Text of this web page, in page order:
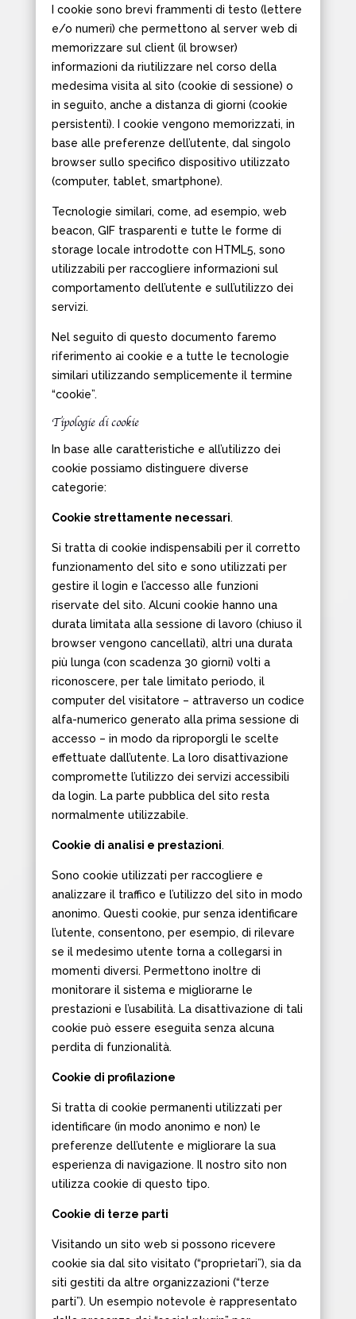
I cookie sono brevi frammenti di testo (lettere
e/o numeri) che permettono al server web di
memorizzare sul client (il browser)
informazioni da riutilizzare nel corso della
medesima visita al sito (cookie di sessione) o
in seguito, anche a distanza di giorni (cookie
persistenti). I cookie vengono memorizzati, in
base alle preferenze dell’utente, dal singolo
browser sullo specifico dispositivo utilizzato
(computer, tablet, smartphone).
Tecnologie similari, come, ad esempio, web
beacon, GIF trasparenti e tutte le forme di
storage locale introdotte con HTML5, sono
utilizzabili per raccogliere informazioni sul
comportamento dell’utente e sull’utilizzo dei
servizi.
Nel seguito di questo documento faremo
riferimento ai cookie e a tutte le tecnologie
similari utilizzando semplicemente il termine
“cookie”.
Tipologie di cookie
In base alle caratteristiche e all’utilizzo dei
cookie possiamo distinguere diverse
categorie:
Cookie strettamente necessari.
Si tratta di cookie indispensabili per il corretto
funzionamento del sito e sono utilizzati per
gestire il login e l’accesso alle funzioni
riservate del sito. Alcuni cookie hanno una
durata limitata alla sessione di lavoro (chiuso il
browser vengono cancellati), altri una durata
più lunga (con scadenza 30 giorni) volti a
riconoscere, per tale limitato periodo, il
computer del visitatore – attraverso un codice
alfa-numerico generato alla prima sessione di
accesso – in modo da riproporgli le scelte
effettuate dall’utente. La loro disattivazione
compromette l’utilizzo dei servizi accessibili
da login. La parte pubblica del sito resta
normalmente utilizzabile.
Cookie di analisi e prestazioni.
Sono cookie utilizzati per raccogliere e
analizzare il traffico e l’utilizzo del sito in modo
anonimo. Questi cookie, pur senza identificare
l’utente, consentono, per esempio, di rilevare
se il medesimo utente torna a collegarsi in
momenti diversi. Permettono inoltre di
monitorare il sistema e migliorarne le
prestazioni e l’usabilità. La disattivazione di tali
cookie può essere eseguita senza alcuna
perdita di funzionalità.
Cookie di profilazione
Si tratta di cookie permanenti utilizzati per
identificare (in modo anonimo e non) le
preferenze dell’utente e migliorare la sua
esperienza di navigazione. Il nostro sito non
utilizza cookie di questo tipo.
Cookie di terze parti
Visitando un sito web si possono ricevere
cookie sia dal sito visitato (“proprietari”), sia da
siti gestiti da altre organizzazioni (“terze
parti”). Un esempio notevole è rappresentato